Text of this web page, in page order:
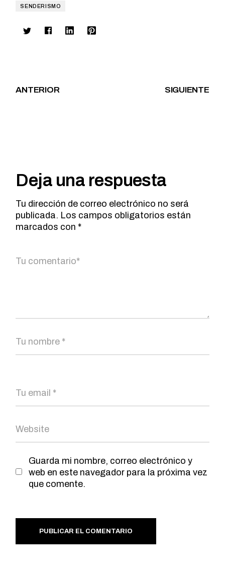
SENDERISMO
ANTERIOR SIGUIENTE
Deja una respuesta
Tu dirección de correo electrónico no será
publicada. Los campos obligatorios están
marcados con *
Guarda mi nombre, correo electrónico y
web en este navegador para la próxima vez
que comente.
PUBLICAR EL COMENTARIO